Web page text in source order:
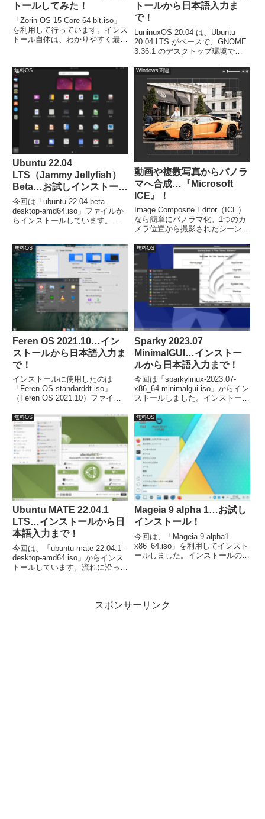
トールしてみた！
「Zorin-OS-15-Core-64-bit.iso」
を利用して行っています。インス
トール自体は、わかりやすく最初
ほとんど「続ける」などをクリッ
クするだけで簡単に終了します。
トールから日本語入力ま
で！
LuninuxOS 20.04 は、Ubuntu
20.04 LTS がベースで、GNOME
3.36.1 のデスクトップ環境で
Desktop-amd64.iso」ファイルを
インストールしました。
無料OS
Ubuntu 22.04
LTS（Jammy Jellyfish）
Beta…お試しインストー
ル！
今回は「ubuntu-22.04-beta-
desktop-amd64.iso」ファイルか
らインストールしています。
ください。
Windows関連
動画や複数写真からパノラ
マへ合成…『Microsoft
ICE』！
Image Composite Editor（ICE）
なら簡単にパノラマ化。1つのカ
メラ位置から撮影されたシーンの
レスに結合し、高解像度のパノラ
マを作成することができます。動
画（パンニングビデオ）からも作
成できます。
無料OS
Feren OS 2021.10…イン
ストールから日本語入力ま
で！
インストールに使用したのは
「Feren-OS-standarddt.iso」
（Feren OS 2021.10）ファイル
プは簡単に終了しますが、日本語
のパッケージが不足しているよう
で別途対処が必要でした。
無料OS
Sparky 2023.07
MinimalGUI…インストー
ルから日本語入力まで！
今回は「sparkylinux-2023.07-
x86_64-minimalgui.iso」からイン
ストールしました。インストール
入力は、別途「Fcitx」などのイ
ンストールが必要でした。
無料OS
Ubuntu MATE 22.04.1
LTS…インストールから日
本語入力まで！
今回は、「ubuntu-mate-22.04.1-
desktop-amd64.iso」からインス
トールしています。流れに沿って
無料OS
Mageia 9 alpha 1…お試し
インストール！
今回は、「Mageia-9-alpha1-
x86_64.iso」を利用してインスト
ールしました。インストールの手
スポンサーリンク